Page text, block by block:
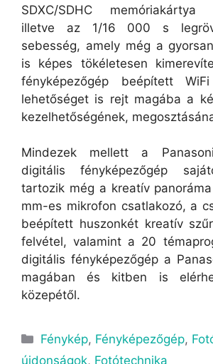
SDXC/SDHC memóriakártya
illetve az 1/16 000 s
sebesség, amely még a
is képes tökéletesen
fényképezőgép beépített
lehetőséget is rejt magába a
kezelhetőségének,
Mindezek mellett a
digitális fényképezőgép
tartozik még a kreatív
mm-es mikrofon csatlakozó, a
beépített huszonkét kreatív
felvétel, valamint a 20
digitális fényképezőgép a
magában és kitben is
közepétől.
Fénykép, Fényképezőgép,
újdonságok, Fotótechnika